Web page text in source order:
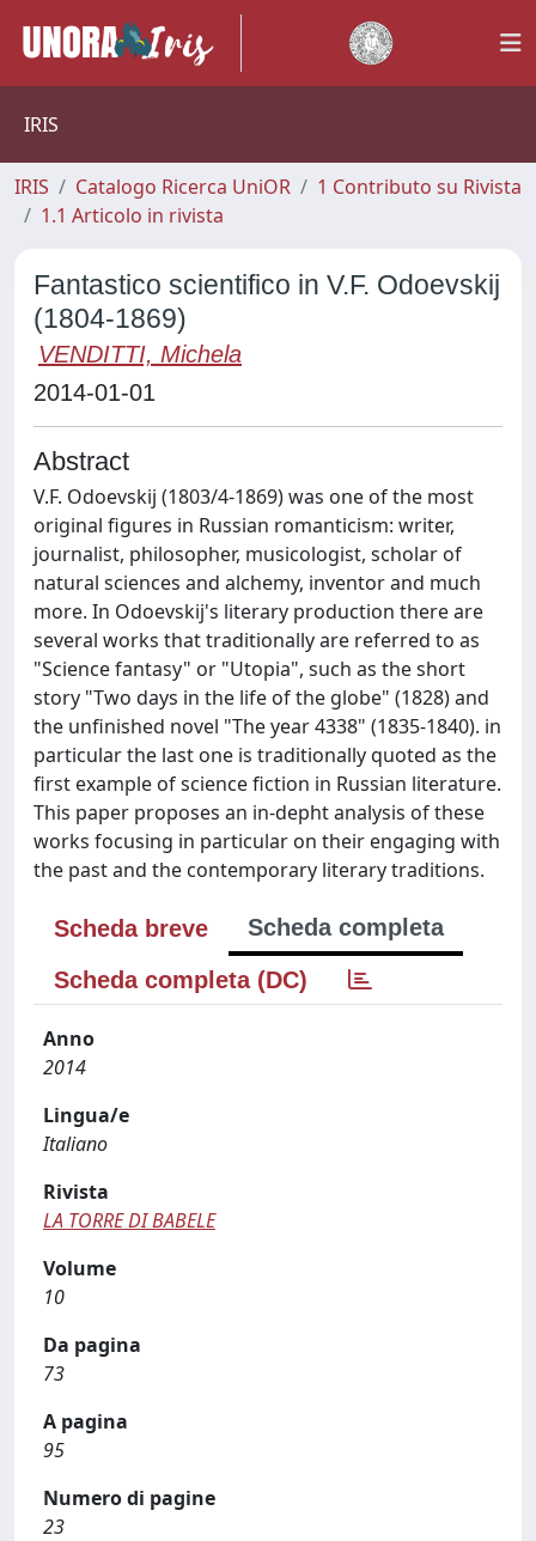
IRIS
IRIS Catalogo Ricerca UniOR
1 Contributo su Rivista
1.1 Articolo in rivista
Fantastico scientifico in V.F. Odoevskij
(1804-1869)
VENDITTI, Michela
2014-01-01
Abstract
V.F. Odoevskij (1803/4-1869) was one of the most
original figures in Russian romanticism: writer,
journalist, philosopher, musicologist, scholar of
natural sciences and alchemy, inventor and much
more. In Odoevskij's literary production there are
several works that traditionally are referred to as
"Science fantasy" or "Utopia", such as the short
story "Two days in the life of the globe" (1828) and
the unfinished novel "The year 4338" (1835-1840). in
particular the last one is traditionally quoted as the
first example of science fiction in Russian literature.
This paper proposes an in-depht analysis of these
works focusing in particular on their engaging with
the past and the contemporary literary traditions.
Scheda breve
Scheda completa
Scheda completa (DC)
Anno
2014
Lingua/e
Italiano
Rivista
LA TORRE DI BABELE
Volume
10
Da pagina
73
A pagina
95
Numero di pagine
23